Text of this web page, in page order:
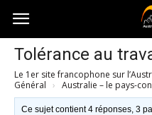
Australia-
australie.com
Tolérance au
Le 1er site francophone sur
Général › Australie – le pays-
Ce sujet contient 4 réponses, 3